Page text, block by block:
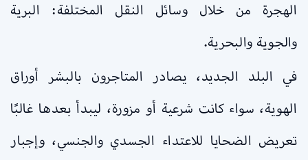
الهجرة من خلال وسائل النقل المختلفة: البرية
والجوية والبحرية.
في البلد الجديد، يصادر المتاجرون بالبشر أوراق
الهوية، سواء كانت شرعية أو مزورة، ليبدأ بعدها غالبًا
تعريض الضحايا للاعتداء الجسدي والجنسي، وإجبار